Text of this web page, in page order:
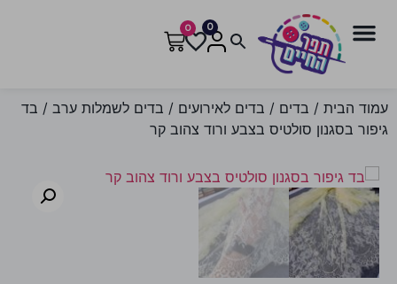
0
0
עמוד הבית / בדים / בדים לאירועים / בדים לשמלות ערב / בד
גיפור בסגנון סולטיס בצבע ורוד צהוב קר